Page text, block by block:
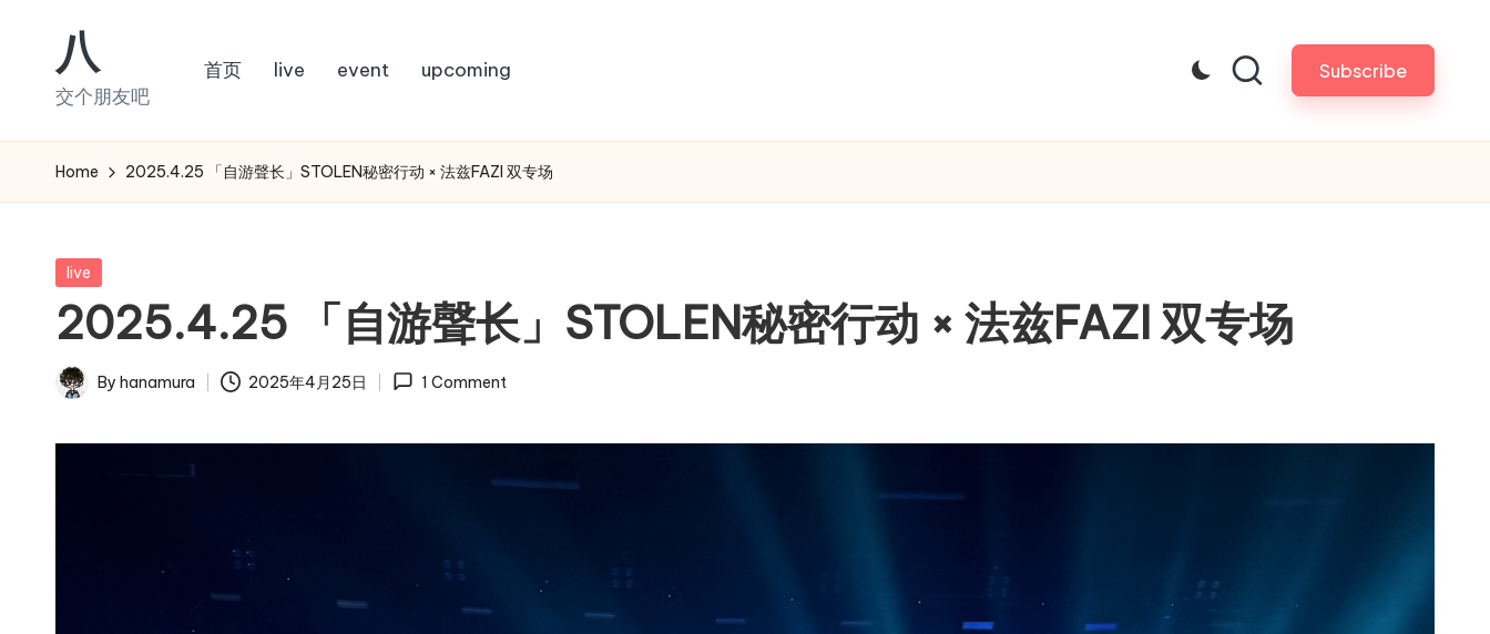
八
交个朋友吧
首页 live event upcoming Subscribe
Home 2025.4.25 「自游聲长」STOLEN秘密行动 × 法兹FAZI 双专场
Posted
live
2025.4.25 「自游聲长」STOLEN秘密行动 × 法兹FAZI 双专场
Posted
By hanamura 2025年4月25日 1 Comment